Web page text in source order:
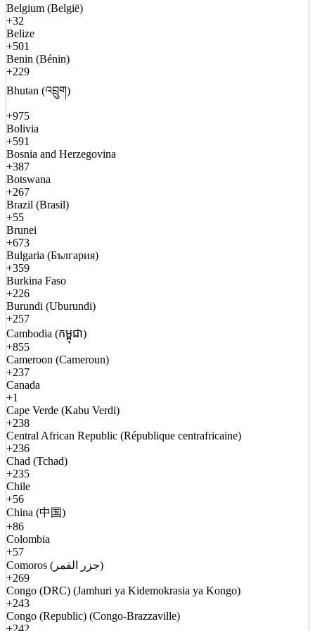
Belgium (België)
+32
Belize
+501
Benin (Bénin)
+229
Bhutan (འབྲུག)
+975
Bolivia
+591
Bosnia and Herzegovina
+387
Botswana
+267
Brazil (Brasil)
+55
Brunei
+673
Bulgaria (България)
+359
Burkina Faso
+226
Burundi (Uburundi)
+257
Cambodia (កម្ពុជា)
+855
Cameroon (Cameroun)
+237
Canada
+1
Cape Verde (Kabu Verdi)
+238
Central African Republic (République centrafricaine)
+236
Chad (Tchad)
+235
Chile
+56
China (中国)
+86
Colombia
+57
Comoros (جزر القمر)
+269
Congo (DRC) (Jamhuri ya Kidemokrasia ya Kongo)
+243
Congo (Republic) (Congo-Brazzaville)
+242